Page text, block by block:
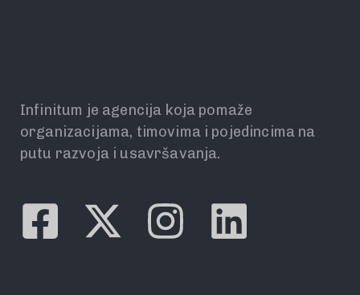
Infinitum je agencija koja pomaže
organizacijama, timovima i pojedincima na
putu razvoja i usavršavanja.